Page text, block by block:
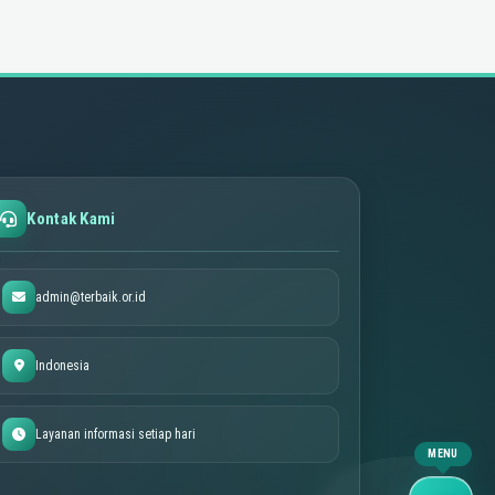
Kontak Kami
admin@terbaik.or.id
Indonesia
Layanan informasi setiap hari